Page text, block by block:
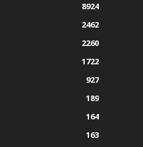
8924
2462
2260
1722
927
189
164
163